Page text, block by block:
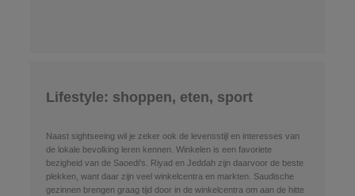
Lifestyle: shoppen, eten, sport
Naast sightseeing wil je zeker ook de levensstijl en interesses van
de lokale bevolking leren kennen. Winkelen is een favoriete
bezigheid van de Saoedi's. Riyad en Jeddah zijn daarvoor de beste
plekken, want daar zijn veel winkelcentra en markten. Saudische
gezinnen brengen graag tijd door in de winkelcentra om aan de hitte